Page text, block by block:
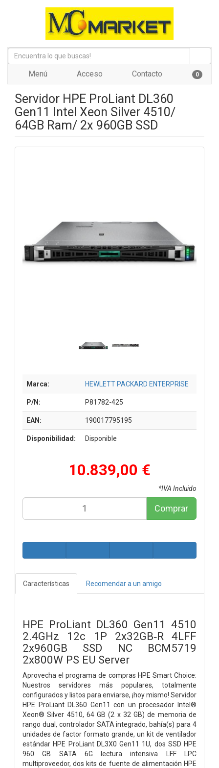
Menú Acceso Contacto 0
Servidor HPE ProLiant DL360
Gen11 Intel Xeon Silver 4510/
64GB Ram/ 2x 960GB SSD
Marca: HEWLETT PACKARD ENTERPRISE
P/N: P81782-425
EAN: 190017795195
Disponibilidad: Disponible
10.839,00 €
*IVA Incluido
Comprar
Características Recomendar a un amigo
HPE ProLiant DL360 Gen11 4510
2.4GHz 12c 1P 2x32GB‑R 4LFF
2x960GB SSD NC BCM5719
2x800W PS EU Server
Aprovecha el programa de compras HPE Smart Choice:
Nuestros servidores más populares, totalmente
configurados y listos para enviarse, ¡hoy mismo! Servidor
HPE ProLiant DL360 Gen11 con un procesador Intel®
Xeon® Silver 4510, 64 GB (2 x 32 GB) de memoria de
rango dual, controlador SATA integrado, bahía(s) para 4
unidades de factor formato grande, un kit de ventilador
estándar HPE ProLiant DL3X0 Gen11 1U, dos SSD HPE
960 GB SATA 6G lectura intensiva LFF LPC
multiproveedor, dos kits de fuente de alimentación HPE